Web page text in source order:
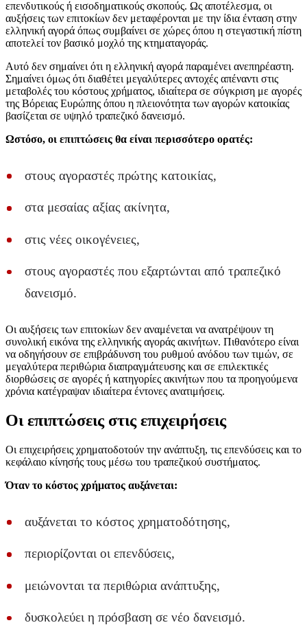
επενδυτικούς ή εισοδηματικούς σκοπούς. Ως αποτέλεσμα, οι
αυξήσεις των επιτοκίων δεν μεταφέρονται με την ίδια ένταση στην
ελληνική αγορά όπως συμβαίνει σε χώρες όπου η στεγαστική πίστη
αποτελεί τον βασικό μοχλό της κτηματαγοράς.
Αυτό δεν σημαίνει ότι η ελληνική αγορά παραμένει ανεπηρέαστη.
Σημαίνει όμως ότι διαθέτει μεγαλύτερες αντοχές απέναντι στις
μεταβολές του κόστους χρήματος, ιδιαίτερα σε σύγκριση με αγορές
της Βόρειας Ευρώπης όπου η πλειονότητα των αγορών κατοικίας
βασίζεται σε υψηλό τραπεζικό δανεισμό.
Ωστόσο, οι επιπτώσεις θα είναι περισσότερο ορατές:
στους αγοραστές πρώτης κατοικίας,
στα μεσαίας αξίας ακίνητα,
στις νέες οικογένειες,
στους αγοραστές που εξαρτώνται από τραπεζικό
δανεισμό.
Οι αυξήσεις των επιτοκίων δεν αναμένεται να ανατρέψουν τη
συνολική εικόνα της ελληνικής αγοράς ακινήτων. Πιθανότερο είναι
να οδηγήσουν σε επιβράδυνση του ρυθμού ανόδου των τιμών, σε
μεγαλύτερα περιθώρια διαπραγμάτευσης και σε επιλεκτικές
διορθώσεις σε αγορές ή κατηγορίες ακινήτων που τα προηγούμενα
χρόνια κατέγραψαν ιδιαίτερα έντονες ανατιμήσεις.
Οι επιπτώσεις στις επιχειρήσεις
Οι επιχειρήσεις χρηματοδοτούν την ανάπτυξη, τις επενδύσεις και το
κεφάλαιο κίνησής τους μέσω του τραπεζικού συστήματος.
Όταν το κόστος χρήματος αυξάνεται:
αυξάνεται το κόστος χρηματοδότησης,
περιορίζονται οι επενδύσεις,
μειώνονται τα περιθώρια ανάπτυξης,
δυσκολεύει η πρόσβαση σε νέο δανεισμό.